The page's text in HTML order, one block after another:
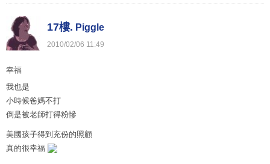
17樓. Piggle
2010/02/06 11:49
幸福
我也是
小時候爸媽不打
倒是被老師打得粉慘
美國孩子得到充份的照顧
真的很幸福